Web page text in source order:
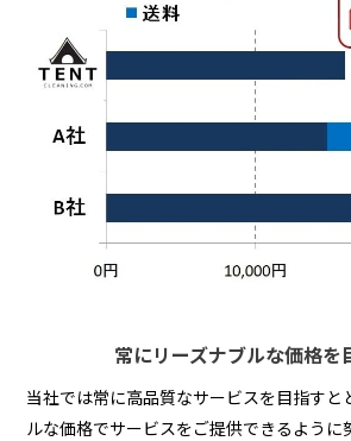
常にリーズナブルな価格を
当社では常に高品質なサービスを目指すと
ルな価格でサービスをご提供できるように